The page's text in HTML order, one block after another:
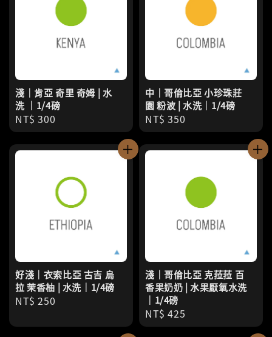
淺｜肯亞 奇里 奇姆 | 水
洗 ｜1/4磅
Regular
price
NT$ 300
中｜哥倫比亞 小珍珠莊
園 粉波 | 水洗｜1/4磅
Regular
price
NT$ 350
好淺｜衣索比亞 古吉 烏
拉 茉香柚 | 水洗｜1/4磅
Regular
NT$ 250
淺｜哥倫比亞 克菈菈 百
香果奶奶 | 水果厭氧水洗
｜1/4磅
Regular
price
NT$ 425